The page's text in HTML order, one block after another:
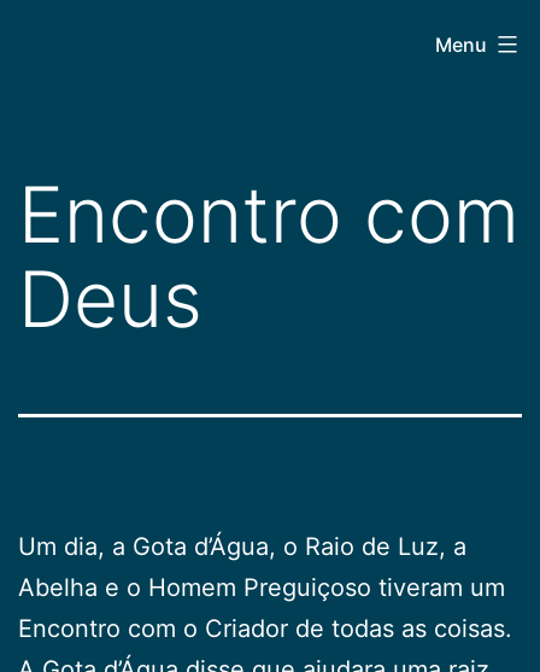
Menu
Encontro com
Deus
Um dia, a Gota d’Água, o Raio de Luz, a
Abelha e o Homem Preguiçoso tiveram um
Encontro com o Criador de todas as coisas.